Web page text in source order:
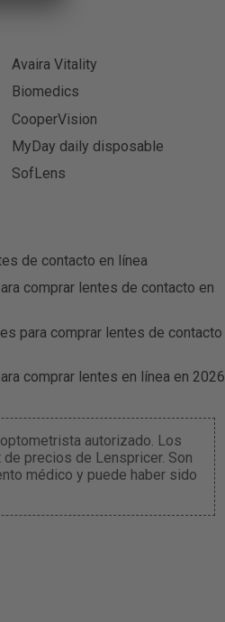
Avaira Vitality
Biomedics
CooperVision
MyDay daily disposable
SofLens
de contacto en línea
comprar lentes de contacto en
para comprar lentes de contacto
comprar lentes en línea en 2026
autorizado. Los
precios de Lenspricer. Son
médico y puede haber sido